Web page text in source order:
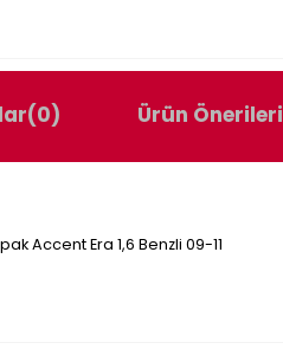
(0) Ürün Önerileri
Accent Era 1,6 Benzli 09-11